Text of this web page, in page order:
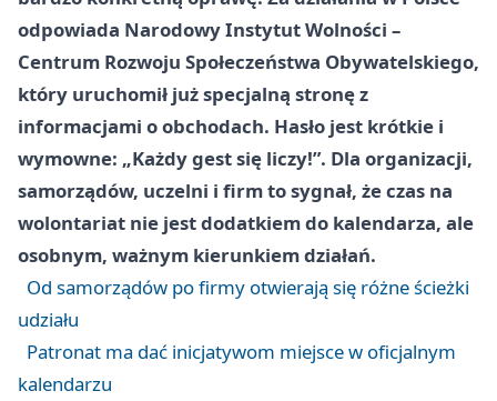
odpowiada Narodowy Instytut Wolności –
Centrum Rozwoju Społeczeństwa Obywatelskiego,
który uruchomił już specjalną stronę z
informacjami o obchodach. Hasło jest krótkie i
wymowne: „Każdy gest się liczy!”. Dla organizacji,
samorządów, uczelni i firm to sygnał, że czas na
wolontariat nie jest dodatkiem do kalendarza, ale
osobnym, ważnym kierunkiem działań.
Od samorządów po firmy otwierają się różne ścieżki
udziału
Patronat ma dać inicjatywom miejsce w oficjalnym
kalendarzu